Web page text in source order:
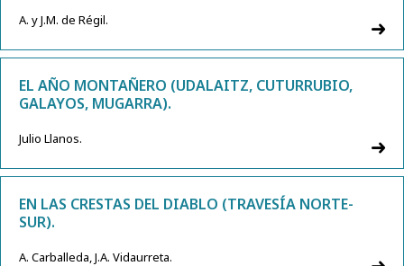
A. y J.M. de Régil.
EL AÑO MONTAÑERO (UDALAITZ, CUTURRUBIO,
GALAYOS, MUGARRA).
Julio Llanos.
EN LAS CRESTAS DEL DIABLO (TRAVESÍA NORTE-
SUR).
A. Carballeda, J.A. Vidaurreta.